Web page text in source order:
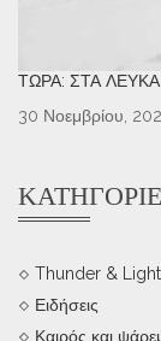
ΤΏΡΑ: ΣΤΑ
30 Νοεμβρίου,
Thunder &
Ειδήσεις
Καιρός και